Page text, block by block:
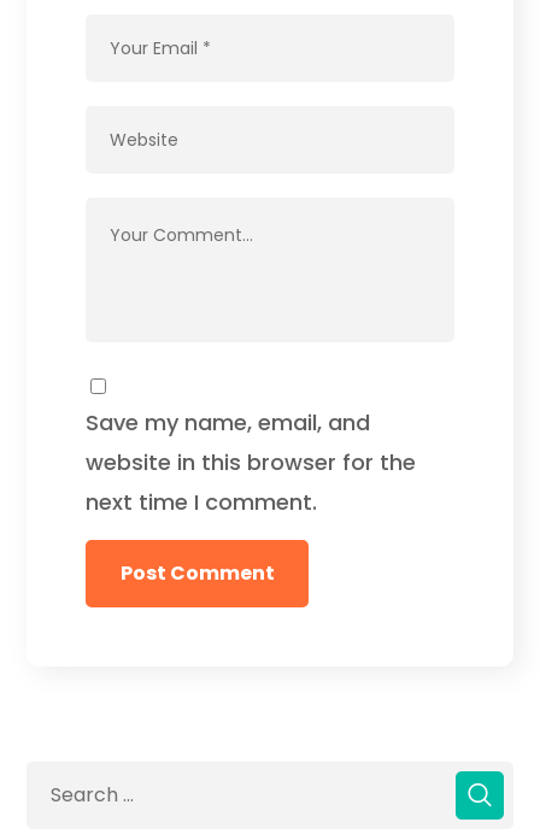
Save my name, email, and
website in this browser for the
next time I comment.